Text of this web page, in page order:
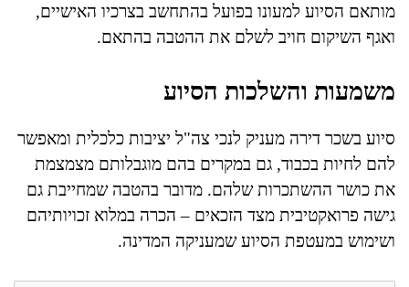
מותאם הסיוע למעונו בפועל בהתחשב בצרכיו האישיים,
ואגף השיקום חויב לשלם את ההטבה בהתאם.
משמעות והשלכות הסיוע
סיוע בשכר דירה מעניק לנכי צה"ל יציבות כלכלית ומאפשר
להם לחיות בכבוד, גם במקרים בהם מוגבלותם מצמצמת
את כושר ההשתכרות שלהם. מדובר בהטבה שמחייבת גם
גישה פרואקטיבית מצד הזכאים – הכרה במלוא זכויותיהם
ושימוש במעטפת הסיוע שמעניקה המדינה.